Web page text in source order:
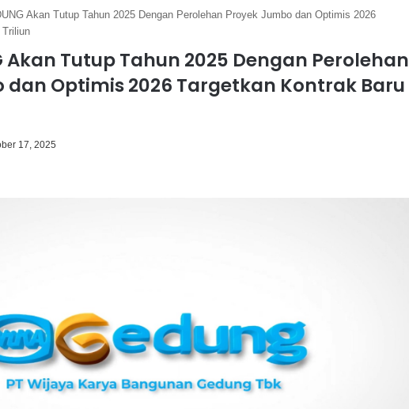
Akan Tutup Tahun 2025 Dengan Perolehan Proyek Jumbo dan Optimis 2026
Akan Tutup Tahun 2025 Dengan Perolehan
dan Optimis 2026 Targetkan Kontrak Baru
17, 2025